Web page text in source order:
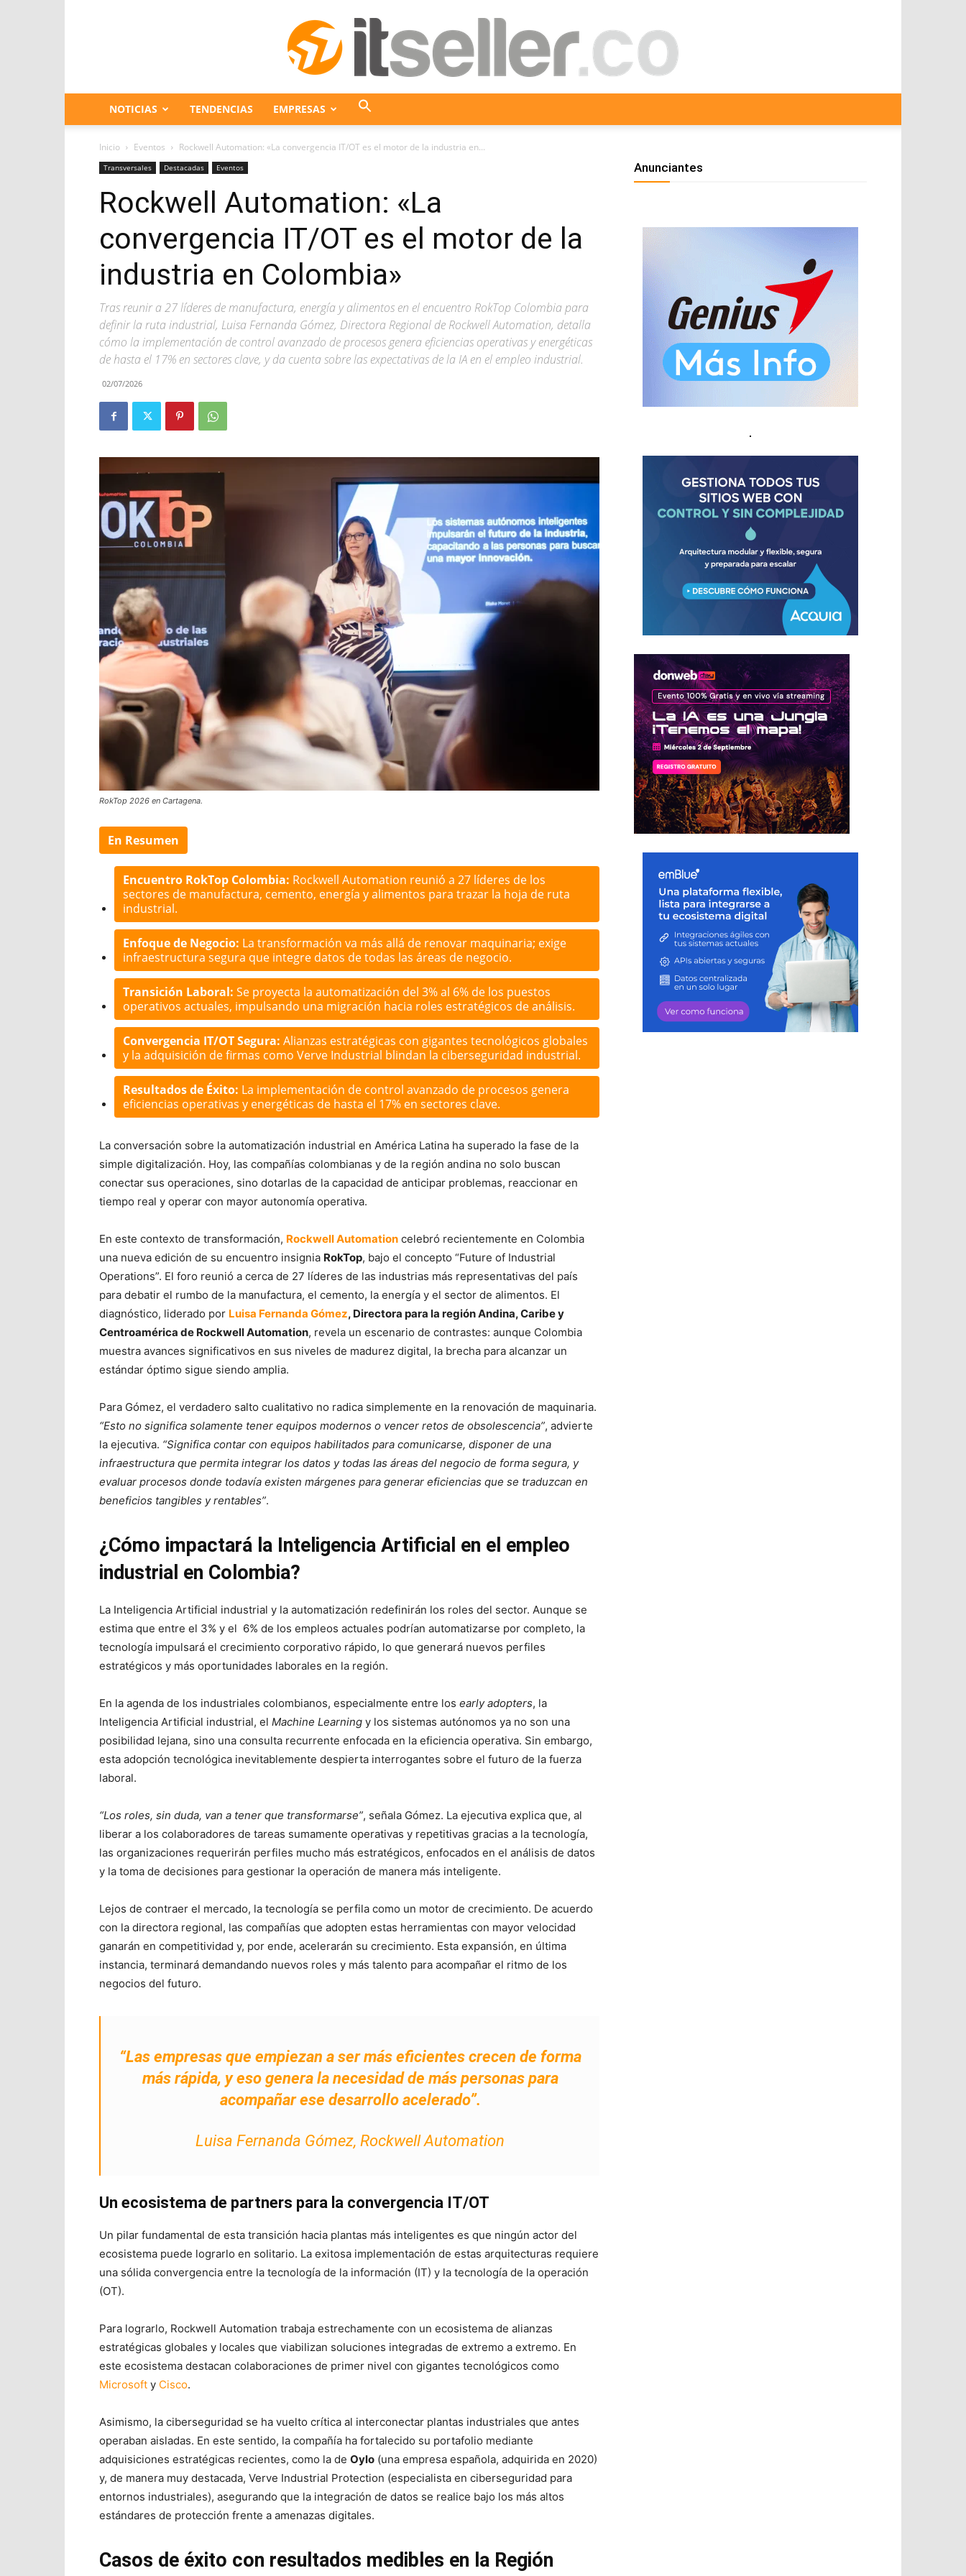
ITseller
NOTICIAS TENDENCIAS EMPRESAS
Inicio Eventos Rockwell Automation: «La convergencia IT/OT es el motor de la industria en...
Transversales Destacadas Eventos
Rockwell Automation: «La
convergencia IT/OT es el motor de la
industria en Colombia»
Tras reunir a 27 líderes de manufactura, energía y alimentos en el encuentro RokTop Colombia para
definir la ruta industrial, Luisa Fernanda Gómez, Directora Regional de Rockwell Automation, detalla
cómo la implementación de control avanzado de procesos genera eficiencias operativas y energéticas
de hasta el 17% en sectores clave, y da cuenta sobre las expectativas de la IA en el empleo industrial.
02/07/2026
RokTop 2026 en Cartagena.
En Resumen
Encuentro RokTop Colombia: Rockwell Automation reunió a 27 líderes de los
sectores de manufactura, cemento, energía y alimentos para trazar la hoja de ruta
industrial.
Enfoque de Negocio: La transformación va más allá de renovar maquinaria; exige
infraestructura segura que integre datos de todas las áreas de negocio.
Transición Laboral: Se proyecta la automatización del 3% al 6% de los puestos
operativos actuales, impulsando una migración hacia roles estratégicos de análisis.
Convergencia IT/OT Segura: Alianzas estratégicas con gigantes tecnológicos globales
y la adquisición de firmas como Verve Industrial blindan la ciberseguridad industrial.
Resultados de Éxito: La implementación de control avanzado de procesos genera
eficiencias operativas y energéticas de hasta el 17% en sectores clave.
La conversación sobre la automatización industrial en América Latina ha superado la fase de la
simple digitalización. Hoy, las compañías colombianas y de la región andina no solo buscan
conectar sus operaciones, sino dotarlas de la capacidad de anticipar problemas, reaccionar en
tiempo real y operar con mayor autonomía operativa.
En este contexto de transformación, Rockwell Automation celebró recientemente en Colombia
una nueva edición de su encuentro insignia RokTop, bajo el concepto “Future of Industrial
Operations”. El foro reunió a cerca de 27 líderes de las industrias más representativas del país
para debatir el rumbo de la manufactura, el cemento, la energía y el sector de alimentos. El
diagnóstico, liderado por Luisa Fernanda Gómez, Directora para la región Andina, Caribe y
Centroamérica de Rockwell Automation, revela un escenario de contrastes: aunque Colombia
muestra avances significativos en sus niveles de madurez digital, la brecha para alcanzar un
estándar óptimo sigue siendo amplia.
Para Gómez, el verdadero salto cualitativo no radica simplemente en la renovación de maquinaria.
“Esto no significa solamente tener equipos modernos o vencer retos de obsolescencia”, advierte
la ejecutiva. “Significa contar con equipos habilitados para comunicarse, disponer de una
infraestructura que permita integrar los datos y todas las áreas del negocio de forma segura, y
evaluar procesos donde todavía existen márgenes para generar eficiencias que se traduzcan en
beneficios tangibles y rentables”.
¿Cómo impactará la Inteligencia Artificial en el empleo
industrial en Colombia?
La Inteligencia Artificial industrial y la automatización redefinirán los roles del sector. Aunque se
estima que entre el 3% y el 6% de los empleos actuales podrían automatizarse por completo, la
tecnología impulsará el crecimiento corporativo rápido, lo que generará nuevos perfiles
estratégicos y más oportunidades laborales en la región.
En la agenda de los industriales colombianos, especialmente entre los early adopters, la
Inteligencia Artificial industrial, el Machine Learning y los sistemas autónomos ya no son una
posibilidad lejana, sino una consulta recurrente enfocada en la eficiencia operativa. Sin embargo,
esta adopción tecnológica inevitablemente despierta interrogantes sobre el futuro de la fuerza
laboral.
“Los roles, sin duda, van a tener que transformarse”, señala Gómez. La ejecutiva explica que, al
liberar a los colaboradores de tareas sumamente operativas y repetitivas gracias a la tecnología,
las organizaciones requerirán perfiles mucho más estratégicos, enfocados en el análisis de datos
y la toma de decisiones para gestionar la operación de manera más inteligente.
Lejos de contraer el mercado, la tecnología se perfila como un motor de crecimiento. De acuerdo
con la directora regional, las compañías que adopten estas herramientas con mayor velocidad
ganarán en competitividad y, por ende, acelerarán su crecimiento. Esta expansión, en última
instancia, terminará demandando nuevos roles y más talento para acompañar el ritmo de los
negocios del futuro.
“Las empresas que empiezan a ser más eficientes crecen de forma
más rápida, y eso genera la necesidad de más personas para
acompañar ese desarrollo acelerado”.
Luisa Fernanda Gómez, Rockwell Automation
Un ecosistema de partners para la convergencia IT/OT
Un pilar fundamental de esta transición hacia plantas más inteligentes es que ningún actor del
ecosistema puede lograrlo en solitario. La exitosa implementación de estas arquitecturas requiere
una sólida convergencia entre la tecnología de la información (IT) y la tecnología de la operación
(OT).
Para lograrlo, Rockwell Automation trabaja estrechamente con un ecosistema de alianzas
estratégicas globales y locales que viabilizan soluciones integradas de extremo a extremo. En
este ecosistema destacan colaboraciones de primer nivel con gigantes tecnológicos como
Microsoft y Cisco.
Asimismo, la ciberseguridad se ha vuelto crítica al interconectar plantas industriales que antes
operaban aisladas. En este sentido, la compañía ha fortalecido su portafolio mediante
adquisiciones estratégicas recientes, como la de Oylo (una empresa española, adquirida en 2020)
y, de manera muy destacada, Verve Industrial Protection (especialista en ciberseguridad para
entornos industriales), asegurando que la integración de datos se realice bajo los más altos
estándares de protección frente a amenazas digitales.
Casos de éxito con resultados medibles en la Región
Anunciantes